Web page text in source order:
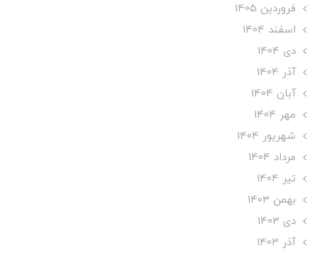
فروردین 1405
اسفند 1404
دی 1404
آذر 1404
آبان 1404
مهر 1404
شهریور 1404
مرداد 1404
تير 1404
بهمن 1403
دی 1403
آذر 1403